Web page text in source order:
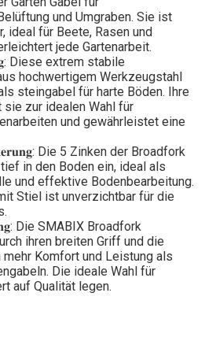
und Umgraben. Sie ist
ideal für Beete, Rasen und
jede Gartenarbeit.
Diese extrem stabile
hochwertigem Werkzeugstahl
steingabel für harte Böden. Ihre
sie zur idealen Wahl für
und gewährleistet eine
Die 5 Zinken der Broadfork
in den Boden ein, ideal als
und effektive Bodenbearbeitung.
Stiel ist unverzichtbar für die
Die SMABIX Broadfork
ihren breiten Griff und die
Komfort und Leistung als
Die ideale Wahl für
auf Qualität legen.